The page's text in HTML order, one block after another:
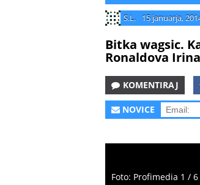
S.L. 15 januarja,
Bitka wagsic.
Ronaldova
KOMENTIRAJ
NOVICE
Foto: Profimedia 1 / 6